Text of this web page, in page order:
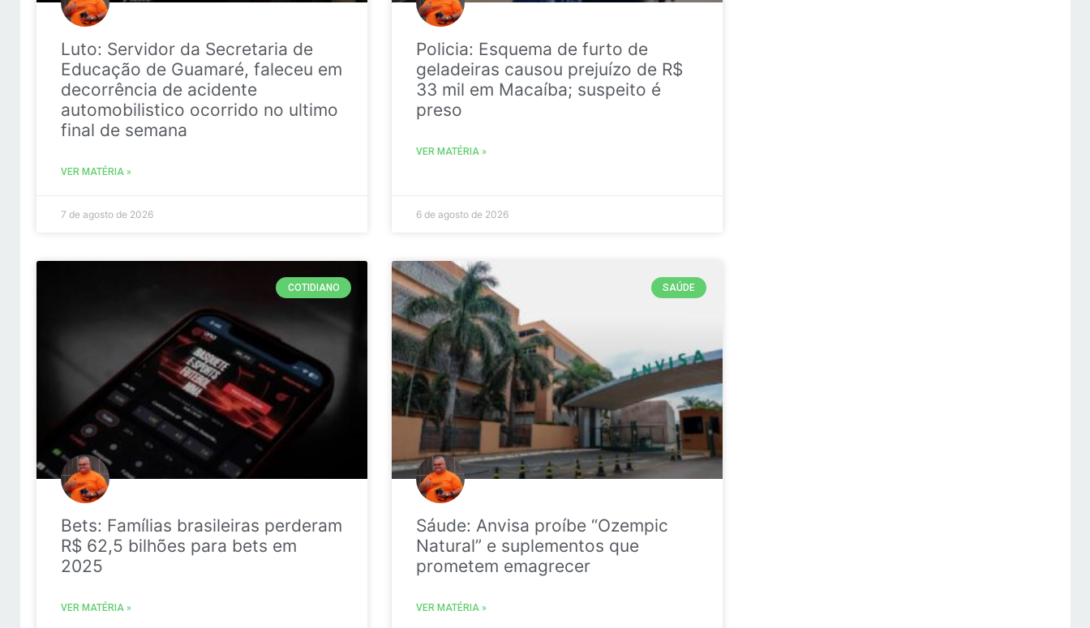
Luto: Servidor da Secretaria de
Educação de Guamaré, faleceu em
decorrência de acidente
automobilistico ocorrido no ultimo
final de semana
VER MATÉRIA »
7 de agosto de 2026
Policia: Esquema de furto de
geladeiras causou prejuízo de R$
33 mil em Macaíba; suspeito é
preso
VER MATÉRIA »
6 de agosto de 2026
COTIDIANO
Bets: Famílias brasileiras perderam
R$ 62,5 bilhões para bets em
2025
VER MATÉRIA »
SAÚDE
Sáude: Anvisa proíbe “Ozempic
Natural” e suplementos que
prometem emagrecer
VER MATÉRIA »